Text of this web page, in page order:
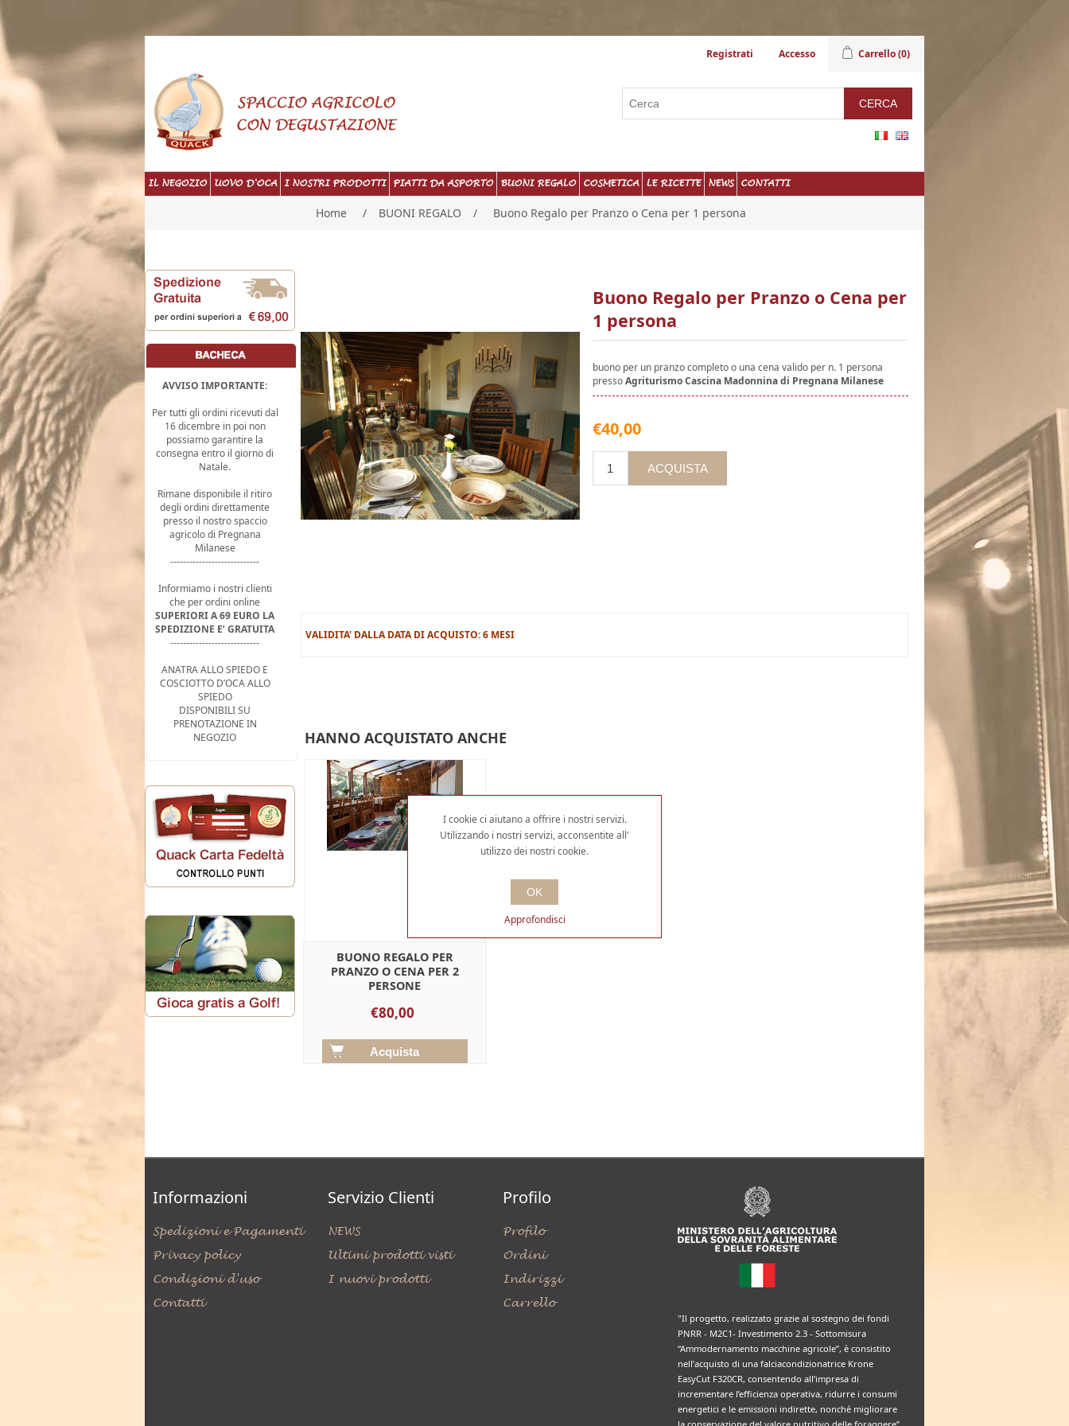
Registrati Accesso Carrello(0)
IL NEGOZIO UOVO D'OCA I NOSTRI PRODOTTI PIATTI DA ASPORTO BUONI REGALO COSMETICA LE RICETTE NEWS CONTATTI
Home / BUONI REGALO / Buono Regalo per Pranzo o Cena per 1 persona
AVVISO IMPORTANTE:
Per tutti gli ordini ricevuti dal
16 dicembre in poi non
possiamo garantire la
consegna entro il giorno di
Natale.
Rimane disponibile il ritiro
degli ordini direttamente
presso il nostro spaccio
agricolo di Pregnana
Milanese
----------------------------
Informiamo i nostri clienti
che per ordini online
SUPERIORI A 69 EURO LA
SPEDIZIONE E’ GRATUITA
----------------------------
ANATRA ALLO SPIEDO E
COSCIOTTO D’OCA ALLO
SPIEDO
DISPONIBILI SU
PRENOTAZIONE IN
NEGOZIO
Buono Regalo per Pranzo o Cena per
1 persona
buono per un pranzo completo o una cena valido per n. 1 persona
pressoAgriturismo Cascina Madonnina di Pregnana Milanese
€40,00
VALIDITA' DALLA DATA DI ACQUISTO: 6 MESI
HANNO ACQUISTATO ANCHE
BUONO REGALO PER
PRANZO O CENA PER 2
PERSONE
€80,00
Informazioni
Spedizioni e Pagamenti
Privacy policy
Condizioni d'uso
Contatti
Servizio Clienti
NEWS
Ultimi prodotti visti
I nuovi prodotti
Profilo
Profilo
Ordini
Indirizzi
Carrello
"Il progetto, realizzato grazie al sostegno dei fondi
PNRR - M2C1- Investimento 2.3 - Sottomisura
“Ammodernamento macchine agricole”, è consistito
nell’acquisto di una falciacondizionatrice Krone
EasyCut F320CR, consentendo all’impresa di
incrementare l’efficienza operativa, ridurre i consumi
energetici e le emissioni indirette, nonché migliorare
I cookie ci aiutano a offrire i nostri servizi.
Utilizzando i nostri servizi, acconsentite all'
utilizzo dei nostri cookie.
OK
Approfondisci